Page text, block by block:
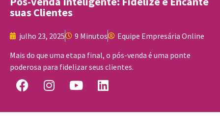
suas Clientes
julho 23, 2025 9 Minutos
Equipe Empresária Online
Mais do que uma etapa final, o pós-venda é uma ponte
poderosa para fidelizar seus clientes.